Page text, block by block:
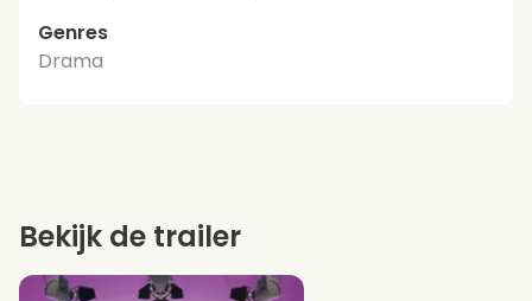
Genres
Drama
Bekijk de trailer